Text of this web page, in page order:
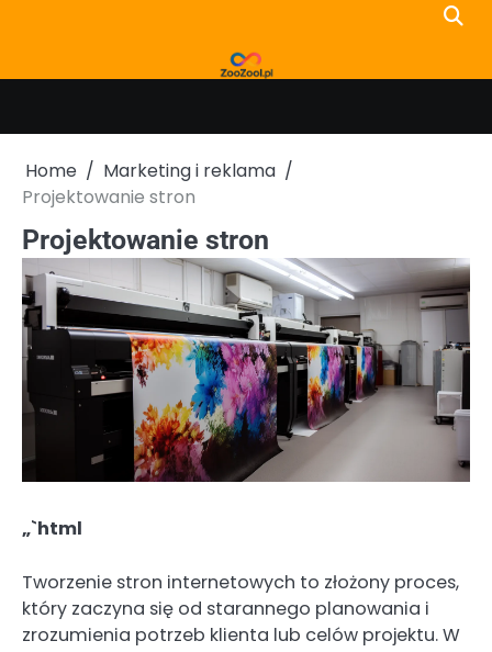
Home
Marketing i reklama
Projektowanie stron
Projektowanie stron
„`html
Tworzenie stron internetowych to złożony proces,
który zaczyna się od starannego planowania i
zrozumienia potrzeb klienta lub celów projektu. W